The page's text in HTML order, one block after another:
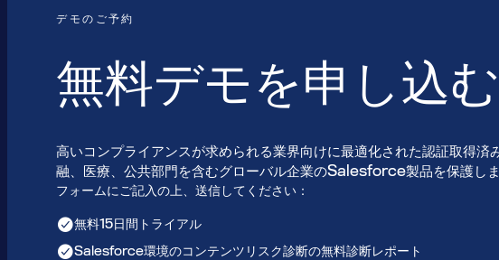
デモのご予約
無料デモを申し込む
高いコンプライアンスが求められる業界向けに最適化された認証取得済
融、医療、公共部門を含むグローバル企業のSalesforce製品を保護しま
フォームにご記入の上、送信してください：
無料15日間トライアル
Salesforce環境のコンテンツリスク診断の無料診断レポート